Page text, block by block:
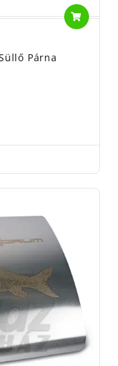
Párna